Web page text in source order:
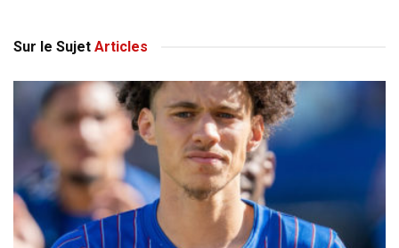
Sur le Sujet Articles